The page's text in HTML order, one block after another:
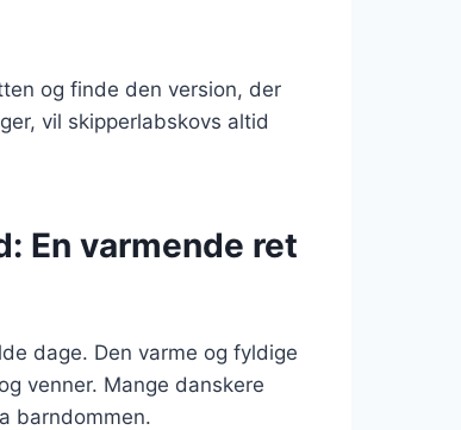
og finde den version, der
vil skipperlabskovs altid
En varmende ret
dage. Den varme og fyldige
venner. Mange danskere
barndommen.